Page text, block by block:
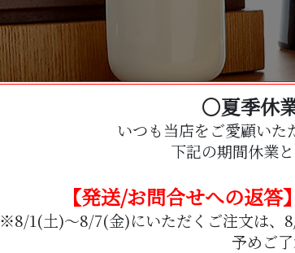
〇夏季休
いつも当店をご愛顧いた
下記の期間休業
【発送/お問合せへの返
※8/1(土)～8/7(金)にいただくご注文は、
予めご了